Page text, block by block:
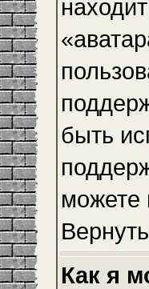
быть
можете
Как я